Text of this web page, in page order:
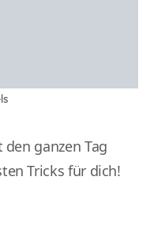
ganzen Tag
Tricks für dich!